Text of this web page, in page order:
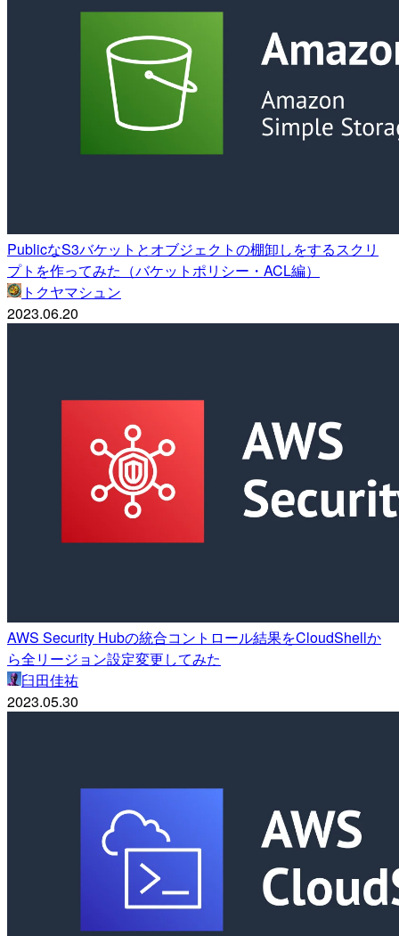
PublicなS3バケットとオブジェクトの棚卸しをするスクリ
プトを作ってみた（バケットポリシー・ACL編）
トクヤマシュン
2023.06.20
AWS Security Hubの統合コントロール結果をCloudShellか
ら全リージョン設定変更してみた
臼田佳祐
2023.05.30